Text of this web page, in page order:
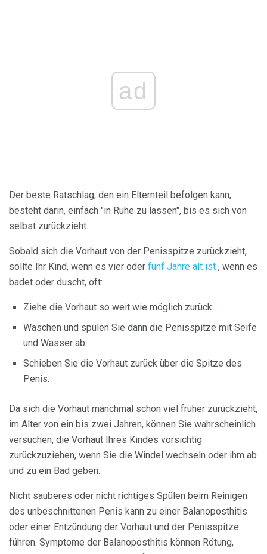
ad
Der beste Ratschlag, den ein Elternteil befolgen kann,
besteht darin, einfach "in Ruhe zu lassen", bis es sich von
selbst zurückzieht.
Sobald sich die Vorhaut von der Penisspitze zurückzieht,
sollte Ihr Kind, wenn es vier oder fünf Jahre alt ist , wenn es
badet oder duscht, oft:
Ziehe die Vorhaut so weit wie möglich zurück.
Waschen und spülen Sie dann die Penisspitze mit Seife
und Wasser ab.
Schieben Sie die Vorhaut zurück über die Spitze des
Penis.
Da sich die Vorhaut manchmal schon viel früher zurückzieht,
im Alter von ein bis zwei Jahren, können Sie wahrscheinlich
versuchen, die Vorhaut Ihres Kindes vorsichtig
zurückzuziehen, wenn Sie die Windel wechseln oder ihm ab
und zu ein Bad geben.
Nicht sauberes oder nicht richtiges Spülen beim Reinigen
des unbeschnittenen Penis kann zu einer Balanoposthitis
oder einer Entzündung der Vorhaut und der Penisspitze
führen. Symptome der Balanoposthitis können Rötung,